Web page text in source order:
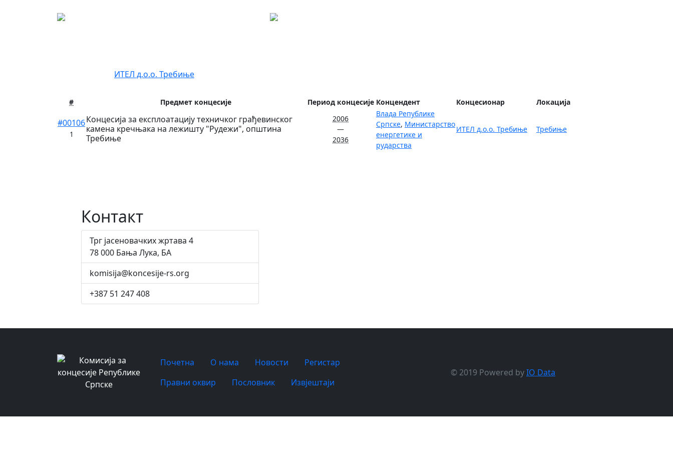
ИТЕЛ д.о.о. Требиње
# Предмет концесије Период концесије Концендент Концесионар Локација
#00106
1
Концесија за експлоатациjу техничког грађевинског
камена кречњака на лежишту "Рудежи", општина
Требиње
2006
—
2036
Влада Републике
Српске, Министарство
енергетике и
рударства
ИТЕЛ д.о.о. Требиње Требиње
Контакт
Трг јасеновачких жртава 4
78 000 Бања Лука, БА
komisija@koncesije-rs.org
+387 51 247 408
Почетна O нама Новости
Регистар
Правни оквир
Пословник Извјештаји
© 2019 Powered byIO Data